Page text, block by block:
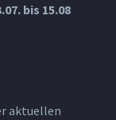
bis 15.08
aktuellen